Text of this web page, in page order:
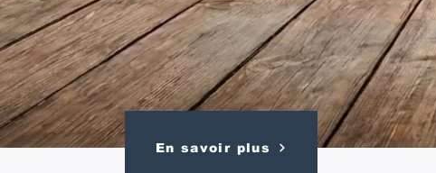
En savoir plus